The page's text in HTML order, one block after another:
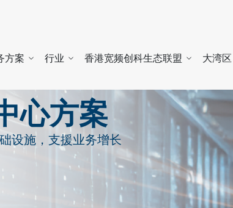
方案 行业 香港宽频创科生态联盟 大湾区
心方案
设施，支援业务增长